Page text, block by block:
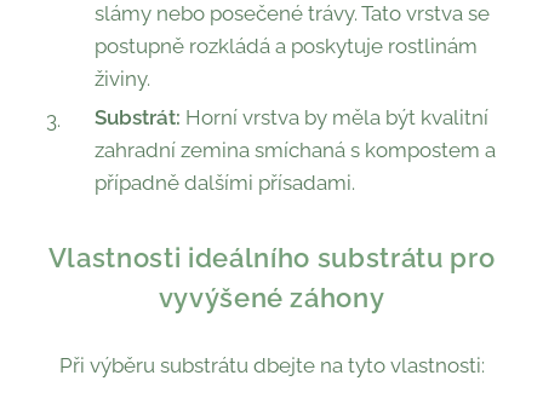
slámy nebo posečené trávy. Tato vrstva se
postupně rozkládá a poskytuje rostlinám
živiny.
Substrát: Horní vrstva by měla být kvalitní
zahradní zemina smíchaná s kompostem a
případně dalšími přísadami.
Vlastnosti ideálního substrátu pro
vyvýšené záhony
Při výběru substrátu dbejte na tyto vlastnosti: